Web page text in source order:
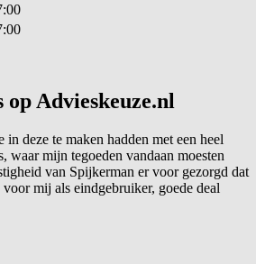
Advieskeuze.nl
deze te maken hadden met een heel
waar mijn tegoeden vandaan moesten
van Spijkerman er voor gezorgd dat
mij als eindgebruiker, goede deal